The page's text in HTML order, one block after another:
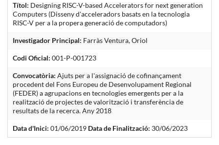
Títol: Designing RISC-V-based Accelerators for next generation
Computers (Disseny d'acceleradors basats en la tecnologia
RISC-V per a la propera generació de computadors)
Investigador Principal: Farràs Ventura, Oriol
Codi Oficial: 001-P-001723
Convocatòria: Ajuts per a l'assignació de cofinançament
procedent del Fons Europeu de Desenvolupament Regional
(FEDER) a agrupacions en tecnologies emergents per a la
realització de projectes de valorització i transferència de
resultats de la recerca. Any 2018
Data d'Inici: 01/06/2019 Data de Finalització: 30/06/2023